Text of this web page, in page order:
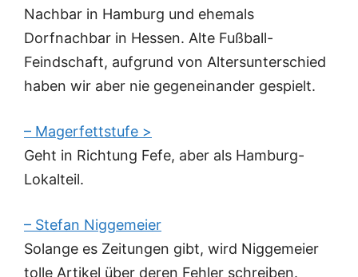
Nachbar in Hamburg und ehemals
Dorfnachbar in Hessen. Alte Fußball-
Feindschaft, aufgrund von Altersunterschied
haben wir aber nie gegeneinander gespielt.
– Magerfettstufe >
Geht in Richtung Fefe, aber als Hamburg-
Lokalteil.
– Stefan Niggemeier
Solange es Zeitungen gibt, wird Niggemeier
tolle Artikel über deren Fehler schreiben.